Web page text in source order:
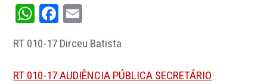
WhatsApp
Facebook
RT 010-17 Dirceu Batista
RT 010-17 AUDIÊNCIA PÚBLICA SECRETÁRIO